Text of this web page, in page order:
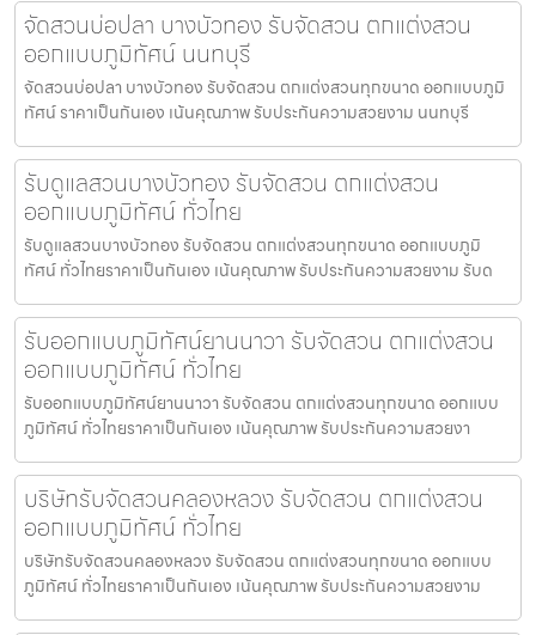
จัดสวนบ่อปลา บางบัวทอง รับจัดสวน ตกแต่งสวน
ออกแบบภูมิทัศน์ นนทบุรี
จัดสวนบ่อปลา บางบัวทอง รับจัดสวน ตกแต่งสวนทุกขนาด ออกแบบภูมิ
ทัศน์ ราคาเป็นกันเอง เน้นคุณภาพ รับประกันความสวยงาม นนทบุรี
รับดูแลสวนบางบัวทอง รับจัดสวน ตกแต่งสวน
ออกแบบภูมิทัศน์ ทั่วไทย
รับดูแลสวนบางบัวทอง รับจัดสวน ตกแต่งสวนทุกขนาด ออกแบบภูมิ
ทัศน์ ทั่วไทยราคาเป็นกันเอง เน้นคุณภาพ รับประกันความสวยงาม รับด
รับออกแบบภูมิทัศน์ยานนาวา รับจัดสวน ตกแต่งสวน
ออกแบบภูมิทัศน์ ทั่วไทย
รับออกแบบภูมิทัศน์ยานนาวา รับจัดสวน ตกแต่งสวนทุกขนาด ออกแบบ
ภูมิทัศน์ ทั่วไทยราคาเป็นกันเอง เน้นคุณภาพ รับประกันความสวยงา
บริษัทรับจัดสวนคลองหลวง รับจัดสวน ตกแต่งสวน
ออกแบบภูมิทัศน์ ทั่วไทย
บริษัทรับจัดสวนคลองหลวง รับจัดสวน ตกแต่งสวนทุกขนาด ออกแบบ
ภูมิทัศน์ ทั่วไทยราคาเป็นกันเอง เน้นคุณภาพ รับประกันความสวยงาม